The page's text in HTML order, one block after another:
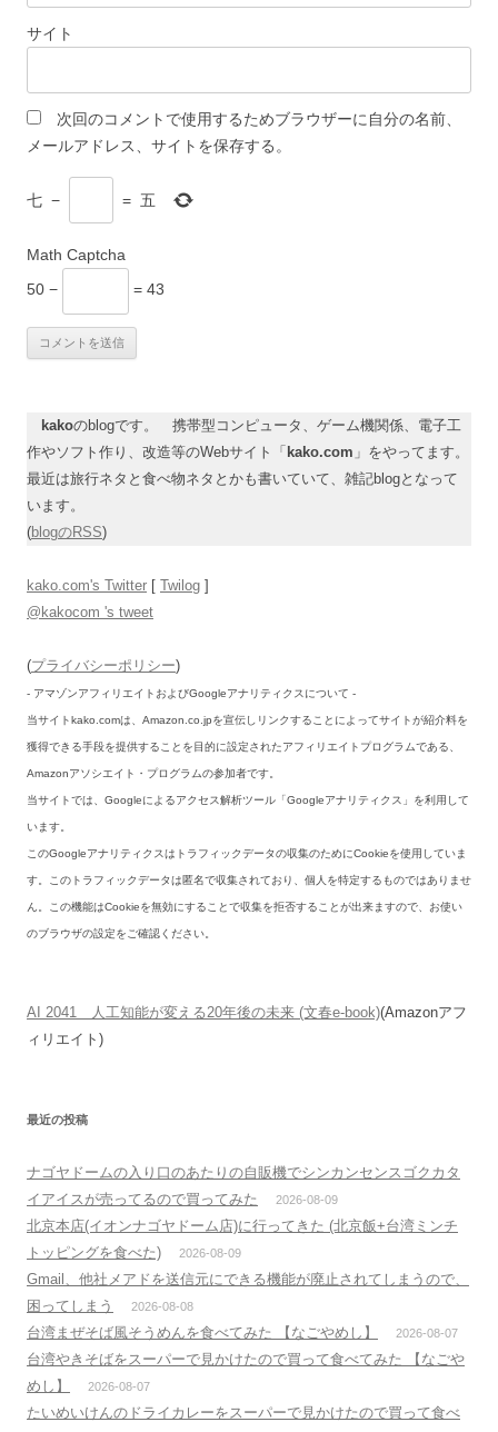
サイト
次回のコメントで使用するためブラウザーに自分の名前、
メールアドレス、サイトを保存する。
七 − = 五
Math Captcha
50 −
= 43
kakoのblogです。 携帯型コンピュータ、ゲーム機関係、電子工
作やソフト作り、改造等のWebサイト「kako.com 」をやってます。
最近は旅行ネタと食べ物ネタとかも書いていて、雑記blogとなって
います。
(blogのRSS)
kako.com's Twitter [ Twilog ]
@kakocom 's tweet
(プライバシーポリシー)
- アマゾンアフィリエイトおよびGoogleアナリティクスについて -
当サイトkako.comは、Amazon.co.jpを宣伝しリンクすることによってサイトが紹介料を
獲得できる手段を提供することを目的に設定されたアフィリエイトプログラムである、
Amazonアソシエイト・プログラムの参加者です。
当サイトでは、Googleによるアクセス解析ツール「Googleアナリティクス」を利用して
います。
このGoogleアナリティクスはトラフィックデータの収集のためにCookieを使用していま
す。このトラフィックデータは匿名で収集されており、個人を特定するものではありませ
ん。この機能はCookieを無効にすることで収集を拒否することが出来ますので、お使い
のブラウザの設定をご確認ください。
AI 2041 人工知能が変える20年後の未来 (文春e-book)(Amazonアフ
ィリエイト)
最近の投稿
ナゴヤドームの入り口のあたりの自販機でシンカンセンスゴクカタ
イアイスが売ってるので買ってみた
2026-08-09
北京本店(イオンナゴヤドーム店)に行ってきた (北京飯+台湾ミンチ
トッピングを食べた)
2026-08-09
Gmail、他社メアドを送信元にできる機能が廃止されてしまうので、
困ってしまう
2026-08-08
台湾まぜそば風そうめんを食べてみた 【なごやめし】 2026-08-07
台湾やきそばをスーパーで見かけたので買って食べてみた 【なごや
めし】
2026-08-07
たいめいけんのドライカレーをスーパーで見かけたので買って食べ